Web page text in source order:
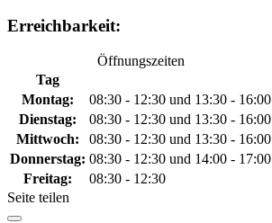
Erreichbarkeit:
Öffnungszeiten
Tag
Montag:
08:30 - 12:30 und 13:30 - 16:00
Dienstag:
08:30 - 12:30 und 13:30 - 16:00
Mittwoch:
08:30 - 12:30 und 13:30 - 16:00
Donnerstag: 08:30 - 12:30 und 14:00 - 17:00
Freitag:
08:30 - 12:30
Seite teilen